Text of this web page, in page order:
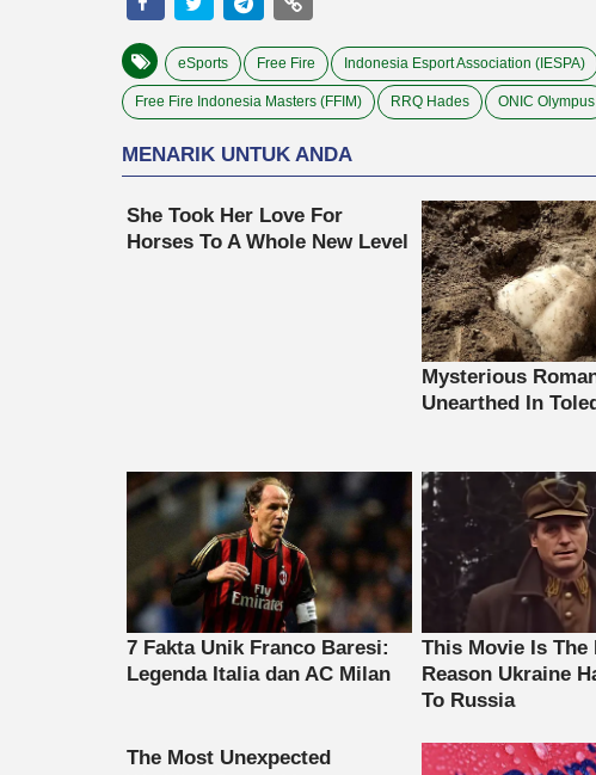
eSports Free Fire Indonesia Esport Association (IESPA)
Free Fire Indonesia Masters (FFIM) RRQ Hades ONIC Olympus